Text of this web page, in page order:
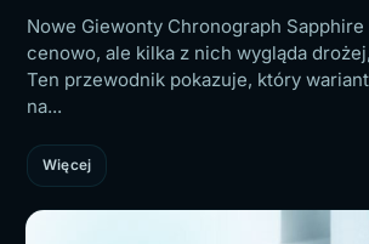
Nowe Giewonty Chronograph
cenowo, ale kilka z nich wygląda
Ten przewodnik pokazuje, który
na...
Więcej